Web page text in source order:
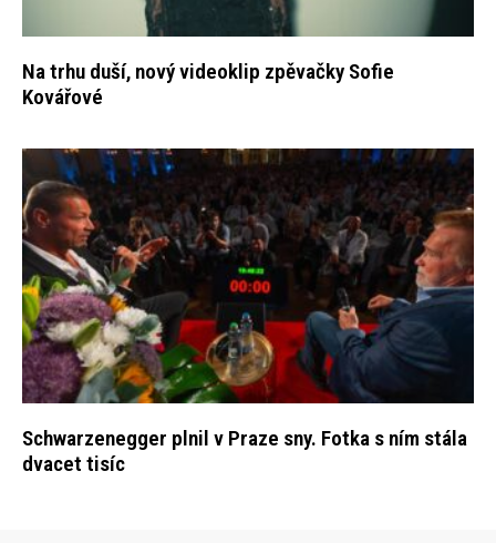
Na trhu duší, nový videoklip zpěvačky Sofie
Kovářové
Schwarzenegger plnil v Praze sny. Fotka s ním stála
dvacet tisíc